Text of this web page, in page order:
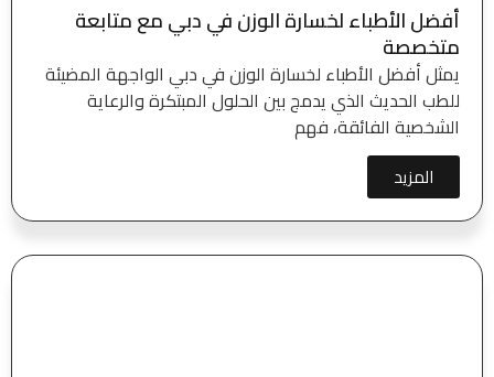
أفضل الأطباء لخسارة الوزن في دبي مع متابعة
متخصصة
يمثل أفضل الأطباء لخسارة الوزن في دبي الواجهة المضيئة
للطب الحديث الذي يدمج بين الحلول المبتكرة والرعاية
الشخصية الفائقة، فهم
المزيد